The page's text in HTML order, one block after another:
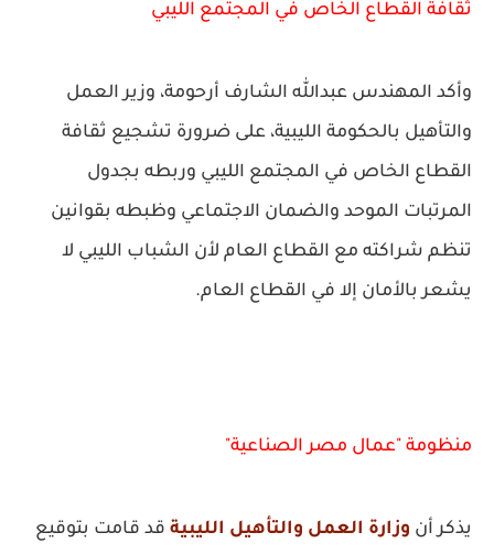
ثقافة القطاع الخاص في المجتمع الليبي
وأكد المهندس عبدالله الشارف أرحومة، وزير العمل
والتأهيل بالحكومة الليبية، على ضرورة تشجيع ثقافة
القطاع الخاص في المجتمع الليبي وربطه بجدول
المرتبات الموحد والضمان الاجتماعي وظبطه بقوانين
تنظم شراكته مع القطاع العام لأن الشباب الليبي لا
يشعر بالأمان إلا في القطاع العام.
منظومة "عمال مصر الصناعية"
يذكر أن وزارة العمل والتأهيل الليبية قد قامت بتوقيع